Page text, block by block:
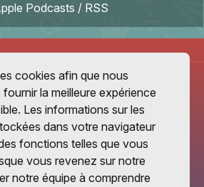
Podcasts / RSS
cookies afin que nous
la meilleure expérience
Les informations sur les
dans votre navigateur
fonctions telles que vous
vous revenez sur notre
notre équipe à comprendre